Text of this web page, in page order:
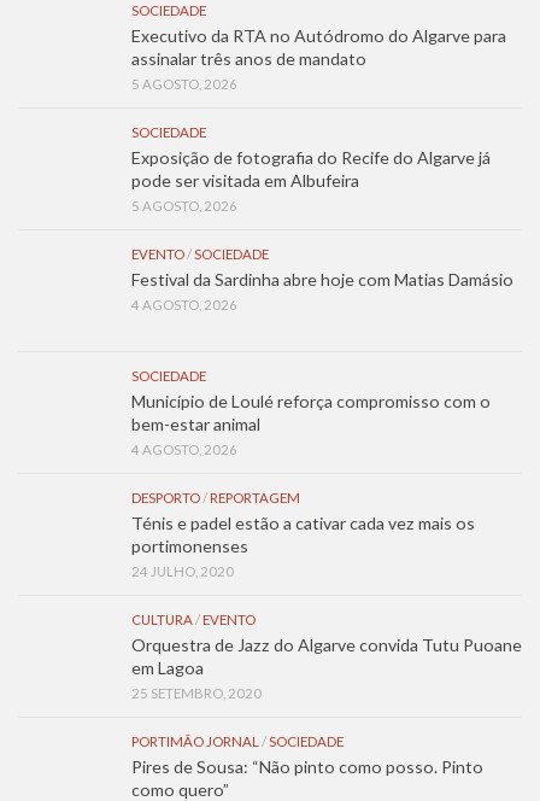
SOCIEDADE
Executivo da RTA no Autódromo do Algarve para
assinalar três anos de mandato
5 AGOSTO, 2026
SOCIEDADE
Exposição de fotografia do Recife do Algarve já
pode ser visitada em Albufeira
5 AGOSTO, 2026
EVENTO/SOCIEDADE
Festival da Sardinha abre hoje com Matias Damásio
4 AGOSTO, 2026
SOCIEDADE
Município de Loulé reforça compromisso com o
bem-estar animal
4 AGOSTO, 2026
DESPORTO/ REPORTAGEM
Ténis e padel estão a cativar cada vez mais os
portimonenses
24 JULHO, 2020
CULTURA/ EVENTO
Orquestra de Jazz do Algarve convida Tutu Puoane
em Lagoa
25 SETEMBRO, 2020
PORTIMÃO JORNAL /SOCIEDADE
Pires de Sousa: “Não pinto como posso. Pinto
como quero”